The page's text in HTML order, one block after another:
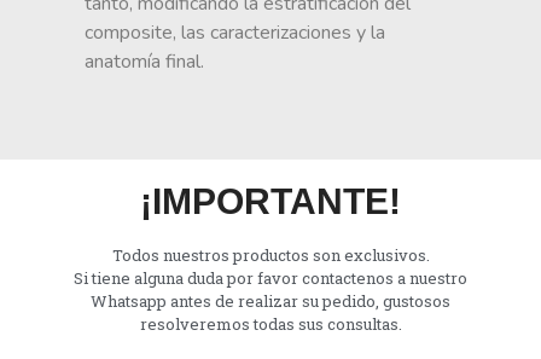
composite, las caracterizaciones y la
anatomía final.
¡IMPORTANTE!
Todos nuestros productos son exclusivos.
Si tiene alguna duda por favor contactenos a nuestro
Whatsapp antes de realizar su pedido, gustosos
resolveremos todas sus consultas.